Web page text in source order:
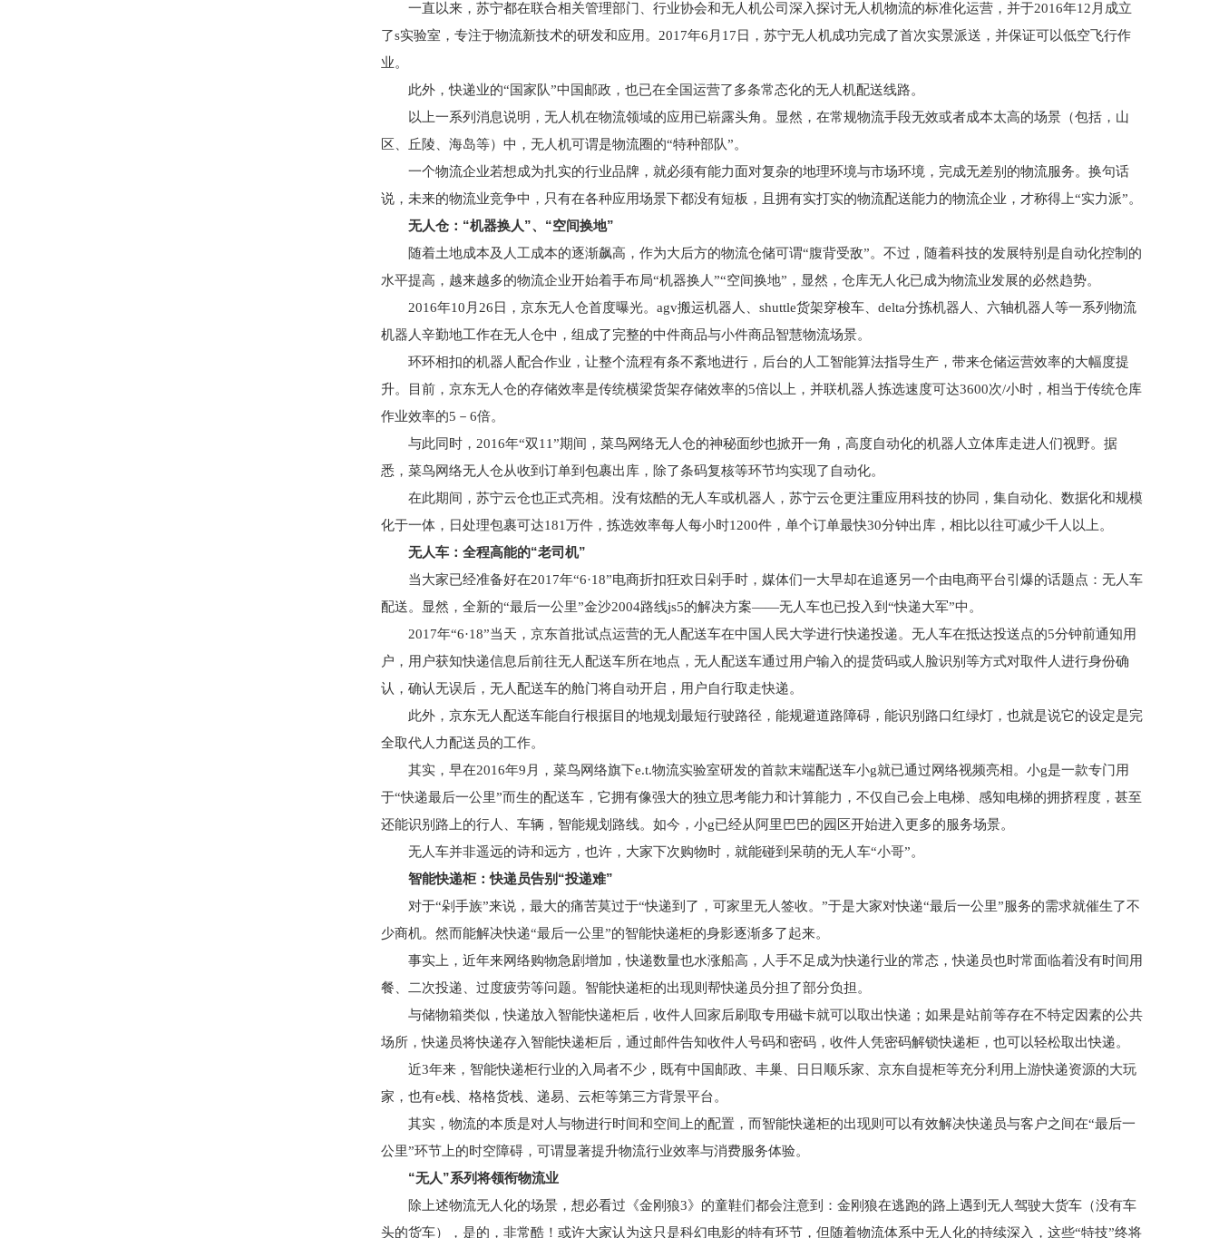
一直以来，苏宁都在联合相关管理部门、行业协会和无人机公司深入探讨无人机物流的标准化运营，并于2016年12月成立
了s实验室，专注于物流新技术的研发和应用。2017年6月17日，苏宁无人机成功完成了首次实景派送，并保证可以低空飞行作
业。
此外，快递业的“国家队”中国邮政，也已在全国运营了多条常态化的无人机配送线路。
以上一系列消息说明，无人机在物流领域的应用已崭露头角。显然，在常规物流手段无效或者成本太高的场景（包括，山
区、丘陵、海岛等）中，无人机可谓是物流圈的“特种部队”。
一个物流企业若想成为扎实的行业品牌，就必须有能力面对复杂的地理环境与市场环境，完成无差别的物流服务。换句话
说，未来的物流业竞争中，只有在各种应用场景下都没有短板，且拥有实打实的物流配送能力的物流企业，才称得上“实力派”。
无人仓：“机器换人”、“空间换地”
随着土地成本及人工成本的逐渐飙高，作为大后方的物流仓储可谓“腹背受敌”。不过，随着科技的发展特别是自动化控制的
水平提高，越来越多的物流企业开始着手布局“机器换人”“空间换地”，显然，仓库无人化已成为物流业发展的必然趋势。
2016年10月26日，京东无人仓首度曝光。agv搬运机器人、shuttle货架穿梭车、delta分拣机器人、六轴机器人等一系列物流
机器人辛勤地工作在无人仓中，组成了完整的中件商品与小件商品智慧物流场景。
环环相扣的机器人配合作业，让整个流程有条不紊地进行，后台的人工智能算法指导生产，带来仓储运营效率的大幅度提
升。目前，京东无人仓的存储效率是传统横梁货架存储效率的5倍以上，并联机器人拣选速度可达3600次/小时，相当于传统仓库
作业效率的5－6倍。
与此同时，2016年“双11”期间，菜鸟网络无人仓的神秘面纱也掀开一角，高度自动化的机器人立体库走进人们视野。据
悉，菜鸟网络无人仓从收到订单到包裹出库，除了条码复核等环节均实现了自动化。
在此期间，苏宁云仓也正式亮相。没有炫酷的无人车或机器人，苏宁云仓更注重应用科技的协同，集自动化、数据化和规模
化于一体，日处理包裹可达181万件，拣选效率每人每小时1200件，单个订单最快30分钟出库，相比以往可减少千人以上。
无人车：全程高能的“老司机”
当大家已经准备好在2017年“6·18”电商折扣狂欢日剁手时，媒体们一大早却在追逐另一个由电商平台引爆的话题点：无人车
配送。显然，全新的“最后一公里”金沙2004路线js5的解决方案——无人车也已投入到“快递大军”中。
2017年“6·18”当天，京东首批试点运营的无人配送车在中国人民大学进行快递投递。无人车在抵达投送点的5分钟前通知用
户，用户获知快递信息后前往无人配送车所在地点，无人配送车通过用户输入的提货码或人脸识别等方式对取件人进行身份确
认，确认无误后，无人配送车的舱门将自动开启，用户自行取走快递。
此外，京东无人配送车能自行根据目的地规划最短行驶路径，能规避道路障碍，能识别路口红绿灯，也就是说它的设定是完
全取代人力配送员的工作。
其实，早在2016年9月，菜鸟网络旗下e.t.物流实验室研发的首款末端配送车小g就已通过网络视频亮相。小g是一款专门用
于“快递最后一公里”而生的配送车，它拥有像强大的独立思考能力和计算能力，不仅自己会上电梯、感知电梯的拥挤程度，甚至
还能识别路上的行人、车辆，智能规划路线。如今，小g已经从阿里巴巴的园区开始进入更多的服务场景。
无人车并非遥远的诗和远方，也许，大家下次购物时，就能碰到呆萌的无人车“小哥”。
智能快递柜：快递员告别“投递难”
对于“剁手族”来说，最大的痛苦莫过于“快递到了，可家里无人签收。”于是大家对快递“最后一公里”服务的需求就催生了不
少商机。然而能解决快递“最后一公里”的智能快递柜的身影逐渐多了起来。
事实上，近年来网络购物急剧增加，快递数量也水涨船高，人手不足成为快递行业的常态，快递员也时常面临着没有时间用
餐、二次投递、过度疲劳等问题。智能快递柜的出现则帮快递员分担了部分负担。
与储物箱类似，快递放入智能快递柜后，收件人回家后刷取专用磁卡就可以取出快递；如果是站前等存在不特定因素的公共
场所，快递员将快递存入智能快递柜后，通过邮件告知收件人号码和密码，收件人凭密码解锁快递柜，也可以轻松取出快递。
近3年来，智能快递柜行业的入局者不少，既有中国邮政、丰巢、日日顺乐家、京东自提柜等充分利用上游快递资源的大玩
家，也有e栈、格格货栈、递易、云柜等第三方背景平台。
其实，物流的本质是对人与物进行时间和空间上的配置，而智能快递柜的出现则可以有效解决快递员与客户之间在“最后一
公里”环节上的时空障碍，可谓显著提升物流行业效率与消费服务体验。
“无人”系列将领衔物流业
除上述物流无人化的场景，想必看过《金刚狼3》的童鞋们都会注意到：金刚狼在逃跑的路上遇到无人驾驶大货车（没有车
头的货车），是的，非常酷！或许大家认为这只是科幻电影的特有环节，但随着物流体系中无人化的持续深入，这些“特技”终将